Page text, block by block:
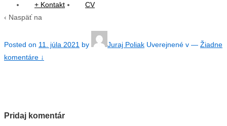
+ Kontakt
CV
‹ Naspäť na
Posted on 11. júla 2021 by Juraj Poliak Uverejnené v — Žiadne
komentáre ↓
Pridaj komentár